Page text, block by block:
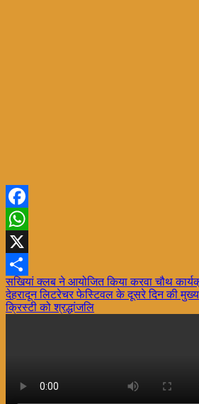
Facebook
WhatsApp
X
Share
Post
navigation
सखियां क्लब ने आयोजित किया करवा चौथ
देहरादून लिटरेचर फेस्टिवल के दूसरे दिन की
क्रिस्टी को श्रद्धांजलि